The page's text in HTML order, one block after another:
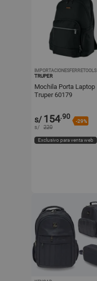
IMPORTACIONESFERRETOOLS
TRUPER
Mochila Porta Laptop
Truper 60179
s/ 154.90
-29%
s/ 220
Exclusivo para venta web